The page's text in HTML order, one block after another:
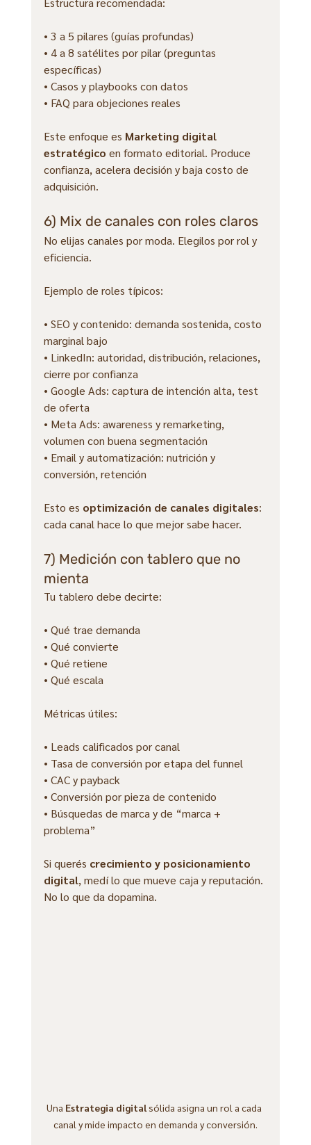
• 3 a 5 pilares (guías profundas)
• 4 a 8 satélites por pilar (preguntas
específicas)
• Casos y playbooks con datos
• FAQ para objeciones reales
Este enfoque es Marketing digital
estratégico en formato editorial. Produce
confianza, acelera decisión y baja costo de
adquisición.
6) Mix de canales con roles claros
No elijas canales por moda. Elegilos por rol y
eficiencia.
Ejemplo de roles típicos:
• SEO y contenido: demanda sostenida, costo
marginal bajo
• LinkedIn: autoridad, distribución, relaciones,
cierre por confianza
• Google Ads: captura de intención alta, test
de oferta
• Meta Ads: awareness y remarketing,
volumen con buena segmentación
• Email y automatización: nutrición y
conversión, retención
Esto es optimización de canales digitales:
cada canal hace lo que mejor sabe hacer.
7) Medición con tablero que no
mienta
Tu tablero debe decirte:
• Qué trae demanda
• Qué convierte
• Qué retiene
• Qué escala
Métricas útiles:
• Leads calificados por canal
• Tasa de conversión por etapa del funnel
• CAC y payback
• Conversión por pieza de contenido
• Búsquedas de marca y de “marca +
problema”
Si querés crecimiento y posicionamiento
digital, medí lo que mueve caja y reputación.
No lo que da dopamina.
Una Estrategia digital sólida asigna un rol a cada
canal y mide impacto en demanda y conversión.